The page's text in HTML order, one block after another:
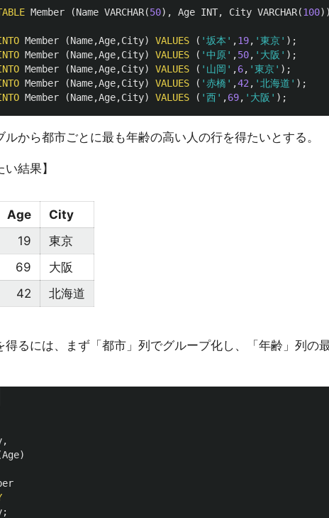
Member (Name VARCHAR(50), Age INT, City VARCHAR(100
Member (Name,Age,City) VALUES ( '坂本' ,19, '東京' );
Member (Name,Age,City) VALUES ( '中原' ,50, '大阪' );
Member (Name,Age,City) VALUES ( '山岡' ,6, '東京' );
Member (Name,Age,City) VALUES ( '赤橋' ,42 , '北海道' );
Member (Name,Age,City) VALUES ( '西' ,69, '大阪' );
ルから都市ごとに最も年齢の高い人の行を得たいとする。
い結果】
Age
City
19
東京
69
大阪
42 北海道
得るには、まず「都市」列でグループ化し、「年齢」列の
,
Age)
;